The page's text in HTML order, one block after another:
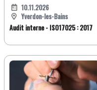
10.11.2026
Yverdon-les-Bains
Audit interne - ISO17025 : 2017